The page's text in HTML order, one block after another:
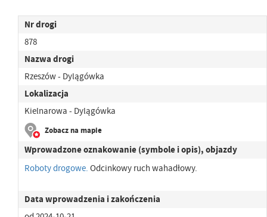
Nr drogi
878
Nazwa drogi
Rzeszów - Dylągówka
Lokalizacja
Kielnarowa - Dylągówka
Zobacz na mapie
Wprowadzone oznakowanie (symbole i opis), objazdy
Roboty drogowe. Odcinkowy ruch wahadłowy.
Data wprowadzenia i zakończenia